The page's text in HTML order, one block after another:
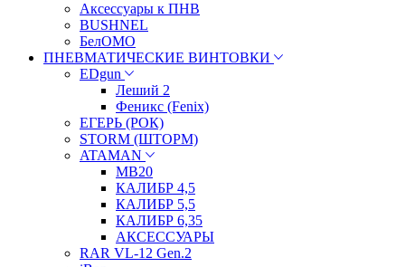
Аксессуары к ПНВ
BUSHNEL
БелОМО
ПНЕВМАТИЧЕСКИЕ ВИНТОВКИ
EDgun
Леший 2
Феникс (Fenix)
ЕГЕРЬ (РОК)
STORM (ШТОРМ)
ATAMAN
МВ20
КАЛИБР 4,5
КАЛИБР 5,5
КАЛИБР 6,35
АКСЕССУАРЫ
RAR VL-12 Gen.2